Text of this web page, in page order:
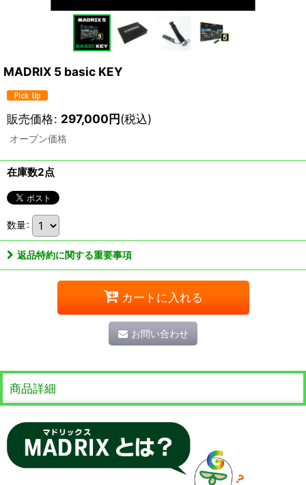
MADRIX 5 basic KEY
販売価格: 297,000円(税込)
オープン価格
在庫数2点
数量:
返品特約に関する重要事項
カートに入れる
お問い合わせ
商品詳細